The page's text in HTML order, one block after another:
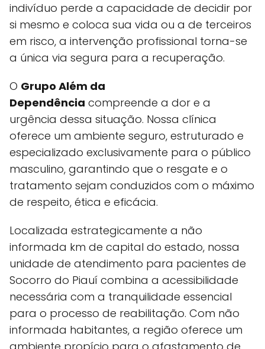
indivíduo perde a capacidade de decidir por
si mesmo e coloca sua vida ou a de terceiros
em risco, a intervenção profissional torna-se
a única via segura para a recuperação.
O Grupo Além da
Dependência compreende a dor e a
urgência dessa situação. Nossa clínica
oferece um ambiente seguro, estruturado e
especializado exclusivamente para o público
masculino, garantindo que o resgate e o
tratamento sejam conduzidos com o máximo
de respeito, ética e eficácia.
Localizada estrategicamente a não
informada km de capital do estado, nossa
unidade de atendimento para pacientes de
Socorro do Piauí combina a acessibilidade
necessária com a tranquilidade essencial
para o processo de reabilitação. Com não
informada habitantes, a região oferece um